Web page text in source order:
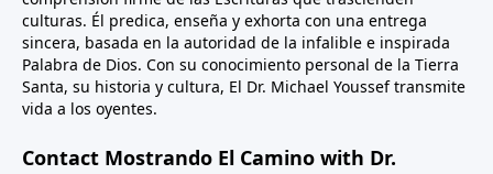
culturas. Él predica, enseña y exhorta con una entrega
sincera, basada en la autoridad de la infalible e inspirada
Palabra de Dios. Con su conocimiento personal de la Tierra
Santa, su historia y cultura, El Dr. Michael Youssef transmite
vida a los oyentes.
Contact Mostrando El Camino with Dr.